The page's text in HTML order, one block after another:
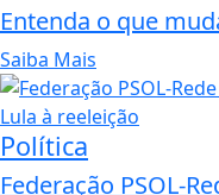
Entenda o que
Saiba Mais
Política
Federação PSOL-